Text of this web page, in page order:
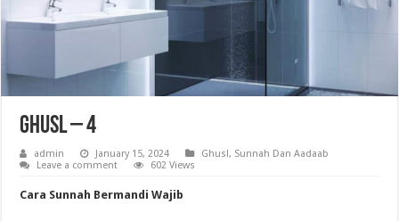
Ghusl – 4
admin January 15, 2024 Ghusl, Sunnah Dan Aadaab
Leave a comment
602 Views
Cara Sunnah Bermandi Wajib